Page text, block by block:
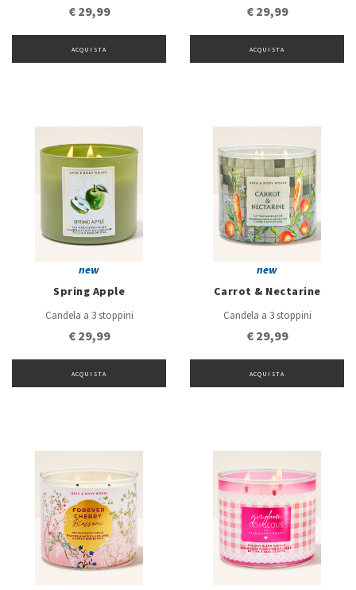
€ 29,99
ACQUISTA
€ 29,99
ACQUISTA
new
Spring Apple
Candela a 3 stoppini
€ 29,99
ACQUISTA
new
Carrot & Nectarine
Candela a 3 stoppini
€ 29,99
ACQUISTA